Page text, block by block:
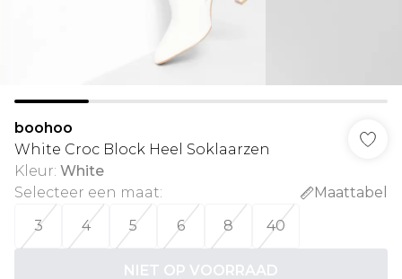
boohoo
White Croc Block Heel Soklaarzen
Kleur: White
Selecteer een maat:
Maattabel
3
4 5 6 8 40
NIET OP VOORRAAD